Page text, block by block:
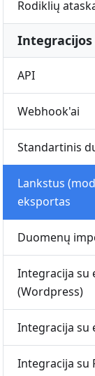
Rodiklių
API
Webhook'ai
Standartinis
Lankstus
eksportas
Duomenų
Integracija su
(Wordpress)
Integracija su
Integracija su